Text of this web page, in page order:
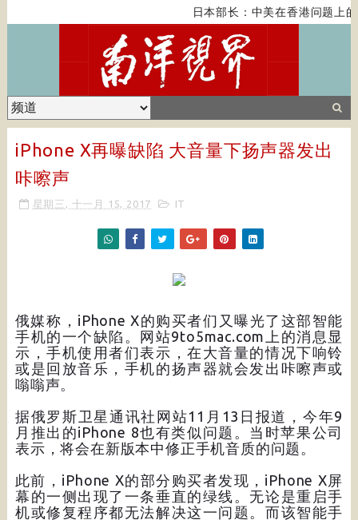
日本部长：中美在香港问题上
iPhone X再曝缺陷 大音量下扬声器发出
咔嚓声
星期三, 十一月 15, 2017 IT
俄媒称，iPhone X的购买者们又曝光了这部智能
手机的一个缺陷。网站9to5mac.com上的消息显
示，手机使用者们表示，在大音量的情况下响铃
或是回放音乐，手机的扬声器就会发出咔嚓声或
嗡嗡声。
据俄罗斯卫星通讯社网站11月13日报道，今年9
月推出的iPhone 8也有类似问题。当时苹果公司
表示，将会在新版本中修正手机音质的问题。
此前，iPhone X的部分购买者发现，iPhone X屏
幕的一侧出现了一条垂直的绿线。无论是重启手
机或修复程序都无法解决这一问题。而该智能手